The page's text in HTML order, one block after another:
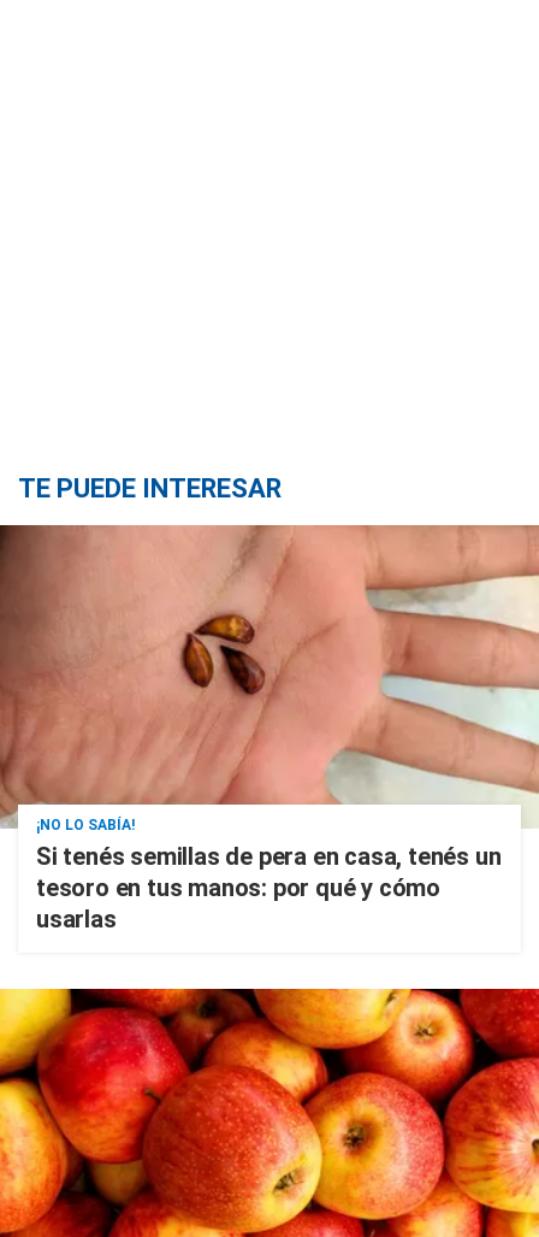
TE PUEDE INTERESAR
¡NO LO SABÍA!
Si tenés semillas de pera en casa, tenés un
tesoro en tus manos: por qué y cómo
usarlas